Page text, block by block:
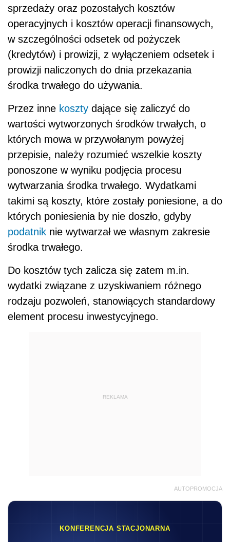
sprzedaży oraz pozostałych kosztów
operacyjnych i kosztów operacji finansowych,
w szczególności odsetek od pożyczek
(kredytów) i prowizji, z wyłączeniem odsetek i
prowizji naliczonych do dnia przekazania
środka trwałego do używania.
Przez inne koszty dające się zaliczyć do
wartości wytworzonych środków trwałych, o
których mowa w przywołanym powyżej
przepisie, należy rozumieć wszelkie koszty
ponoszone w wyniku podjęcia procesu
wytwarzania środka trwałego. Wydatkami
takimi są koszty, które zostały poniesione, a do
których poniesienia by nie doszło, gdyby
podatnik nie wytwarzał we własnym zakresie
środka trwałego.
Do kosztów tych zalicza się zatem m.in.
wydatki związane z uzyskiwaniem różnego
rodzaju pozwoleń, stanowiących standardowy
element procesu inwestycyjnego.
REKLAMA
AUTOPROMOCJA
KONFERENCJA STACJONARNA